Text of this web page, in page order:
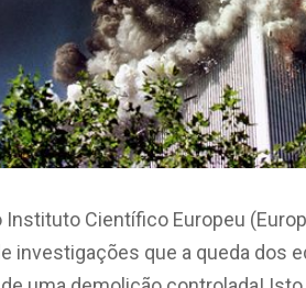
Instituto Científico Europeu
investigações que a queda dos